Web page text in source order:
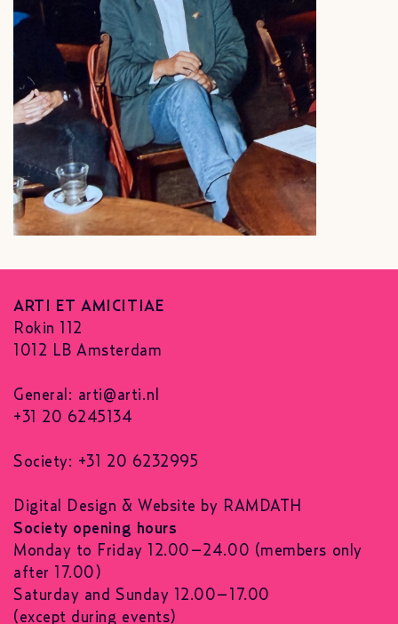
ARTI ET AMICITIAE
Rokin 112
1012 LB Amsterdam
General: arti@arti.nl
+31 20 6245134
Society: +31 20 6232995
Digital Design & Website by RAMDATH
Society opening hours
Monday to Friday 12.00–24.00 (members only
after 17.00)
Saturday and Sunday 12.00–17.00
(except during events)